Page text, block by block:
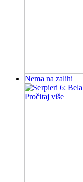
Nema na zalihi
Pročitaj više